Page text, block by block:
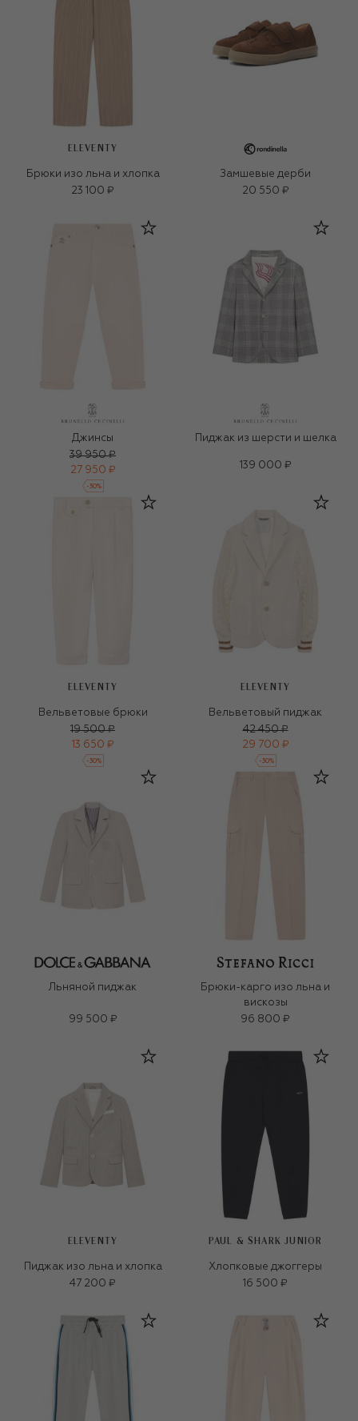
ELEVENTY
Брюки изо льна и хлопка
23 100 ₽
Замшевые дерби
20 550 ₽
Джинсы
39 950 ₽
27 950 ₽
-30%
Пиджак из шерсти и шелка
139 000 ₽
ELEVENTY
Вельветовые брюки
19 500 ₽
13 650 ₽
-30%
ELEVENTY
Вельветовый пиджак
42 450 ₽
29 700 ₽
-30%
Льняной пиджак
99 500 ₽
Брюки-карго изо льна и
вискозы
96 800 ₽
ELEVENTY
Пиджак изо льна и хлопка
47 200 ₽
PAUL & SHARK JUNIOR
Хлопковые джоггеры
16 500 ₽